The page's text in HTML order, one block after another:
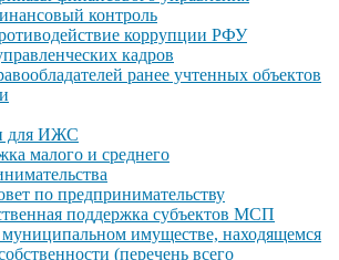
контроль
коррупции РФУ
кадров
ранее учтенных объектов
для ИЖС
малого и среднего
по предпринимательству
поддержка субъектов МСП
имуществе, находящемся
(перечень всего